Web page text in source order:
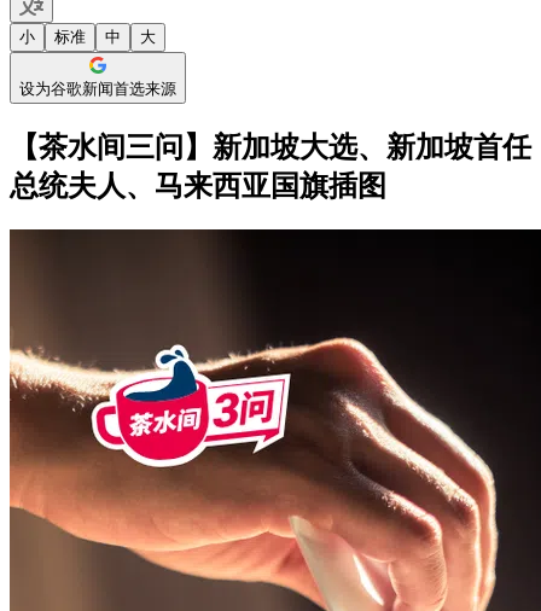
小 标准 中 大
设为谷歌新闻首选来源
【茶水间三问】新加坡大选、新加坡首任
总统夫人、马来西亚国旗插图